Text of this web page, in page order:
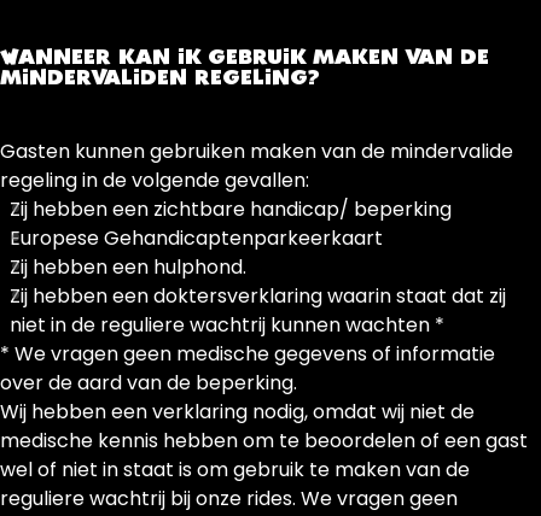
WANNEER KAN IK GEBRUIK MAKEN VAN DE
MINDERVALIDEN REGELING?
Gasten kunnen gebruiken maken van de mindervalide
regeling in de volgende gevallen:
Zij hebben een zichtbare handicap/ beperking
Europese Gehandicaptenparkeerkaart
Zij hebben een hulphond.
Zij hebben een doktersverklaring waarin staat dat zij
niet in de reguliere wachtrij kunnen wachten *
* We vragen geen medische gegevens of informatie
over de aard van de beperking.
Wij hebben een verklaring nodig, omdat wij niet de
medische kennis hebben om te beoordelen of een gast
wel of niet in staat is om gebruik te maken van de
reguliere wachtrij bij onze rides. We vragen geen